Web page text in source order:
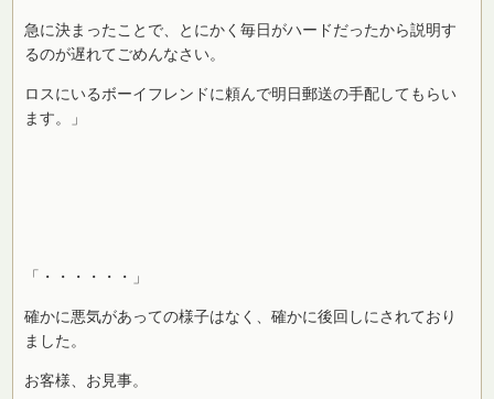
急に決まったことで、とにかく毎日がハードだったから説明す
るのが遅れてごめんなさい。
ロスにいるボーイフレンドに頼んで明日郵送の手配してもらい
ます。」
「・・・・・・」
確かに悪気があっての様子はなく、確かに後回しにされており
ました。
お客様、お見事。